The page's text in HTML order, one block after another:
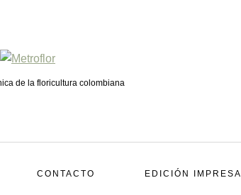
de la floricultura colombiana
CONTACTO EDICIÓN IMPRESA